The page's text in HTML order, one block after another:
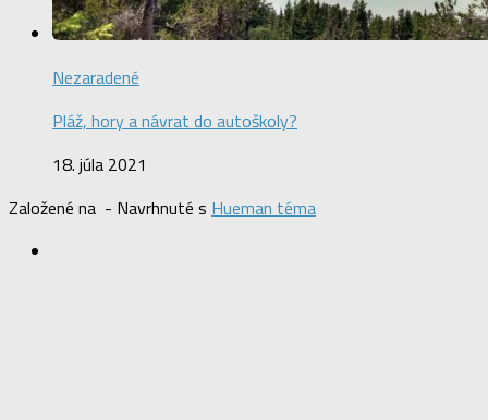
Nezaradené
Pláž, hory a návrat do autoškoly?
18. júla 2021
Založené na - Navrhnuté s Hueman téma